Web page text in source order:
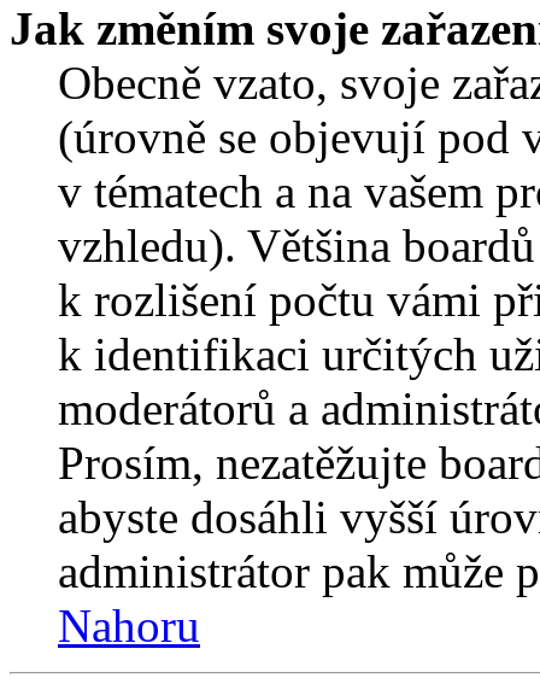
Jak změním svoje
Obecně vzato, svoje
(úrovně se objevují pod
v tématech a na vašem
vzhledu). Většina
k rozlišení počtu vámi
k identifikaci určitých
moderátorů a
Prosím, nezatěžujte
abyste dosáhli vyšší
administrátor pak může
Nahoru